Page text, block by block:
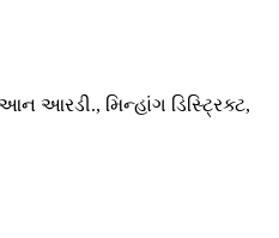
આરડી., મિન્હાંગ ડિસ્ટ્રિક્ટ,